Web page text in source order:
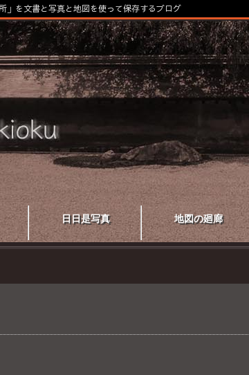
日日是写真 地図の廻廊
」を文書と写真と地図を使って保存するブログ